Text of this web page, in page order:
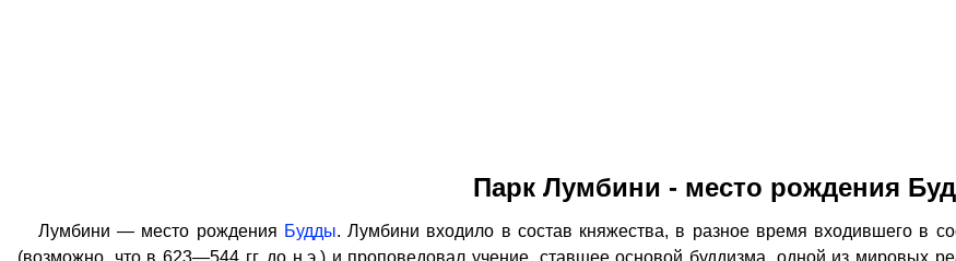
Парк Лумбини - место рождения
Лумбини — место рождения Будды. Лумбини входило в состав княжества, в разное время входившего в
(возможно, что в 623—544 гг. до н.э.) и проповедовал учение, ставшее основой буддизма, одной из мировых